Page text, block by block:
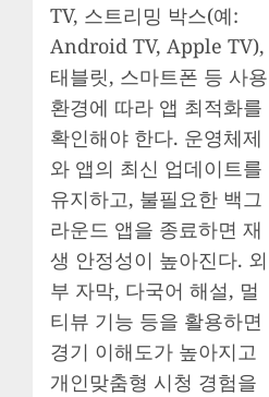
TV, 스트리밍 박스(예:
Android TV, Apple TV),
태블릿, 스마트폰 등 사용
환경에 따라 앱 최적화를
확인해야 한다. 운영체제
와 앱의 최신 업데이트를
유지하고, 불필요한 백그
라운드 앱을 종료하면 재
생 안정성이 높아진다. 외
부 자막, 다국어 해설, 멀
티뷰 기능 등을 활용하면
경기 이해도가 높아지고
개인맞춤형 시청 경험을